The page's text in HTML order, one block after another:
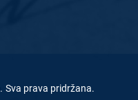
. Sva prava pridržana.